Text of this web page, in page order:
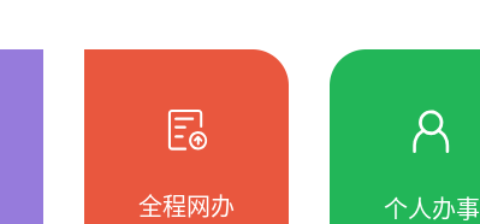
全程网办 个人办事